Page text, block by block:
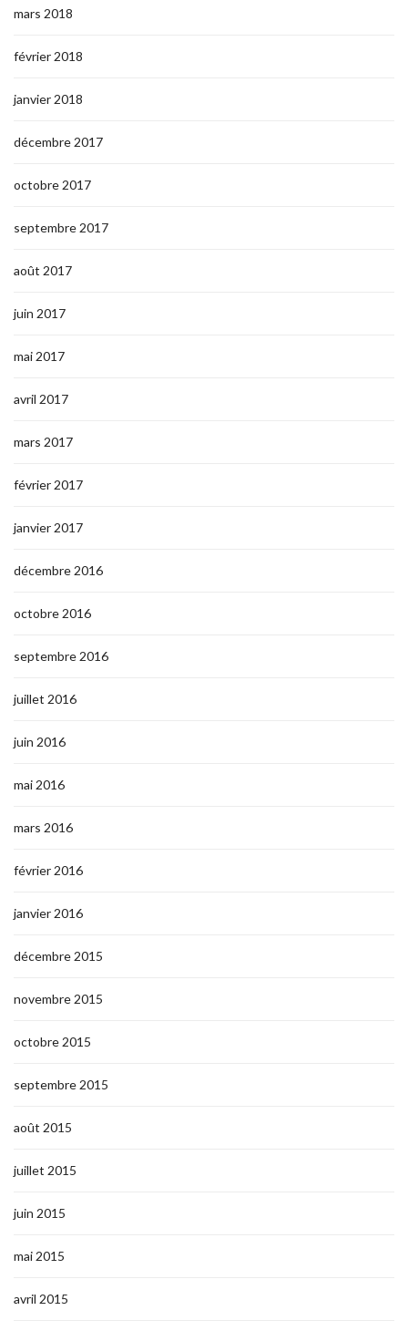
mars 2018
février 2018
janvier 2018
décembre 2017
octobre 2017
septembre 2017
août 2017
juin 2017
mai 2017
avril 2017
mars 2017
février 2017
janvier 2017
décembre 2016
octobre 2016
septembre 2016
juillet 2016
juin 2016
mai 2016
mars 2016
février 2016
janvier 2016
décembre 2015
novembre 2015
octobre 2015
septembre 2015
août 2015
juillet 2015
juin 2015
mai 2015
avril 2015